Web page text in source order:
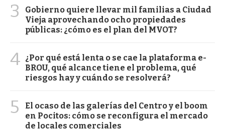
3
Gobierno quiere llevar mil familias a Ciudad
Vieja aprovechando ocho propiedades
públicas: ¿cómo es el plan del MVOT?
4 ¿Por qué está lenta o se cae la plataforma e-
BROU, qué alcance tiene el problema, qué
riesgos hay y cuándo se resolverá?
5
El ocaso de las galerías del Centro y el boom
en Pocitos: cómo se reconfigura el mercado
de locales comerciales